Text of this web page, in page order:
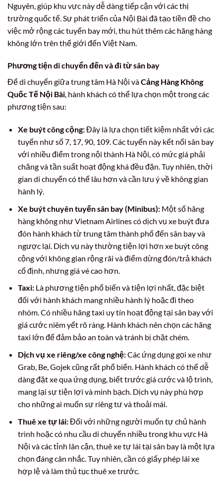
Nguyên, giúp khu vực này dễ dàng tiếp cận với các thị
trường quốc tế. Sự phát triển của Nội Bài đã tạo tiền đề cho
việc mở rộng các tuyến bay mới, thu hút thêm các hãng hàng
không lớn trên thế giới đến Việt Nam.
Phương tiện di chuyển đến và đi từ sân bay
Để di chuyển giữa trung tâm Hà Nội vàCảng Hàng Không
Quốc Tế Nội Bài, hành khách có thể lựa chọn một trong các
phương tiện sau:
Xe buýt công cộng:Đây là lựa chọn tiết kiệm nhất với các
tuyến như số 7, 17, 90, 109. Các tuyến này kết nối sân bay
với nhiều điểm trong nội thành Hà Nội, có mức giá phải
chăng và tần suất hoạt động khá đều đặn. Tuy nhiên, thời
gian di chuyển có thể lâu hơn và cần lưu ý về không gian
hành lý.
Xe buýt chuyên tuyến sân bay (Minibus):Một số hãng
hàng không như Vietnam Airlines có dịch vụ xe buýt đưa
đón hành khách từ trung tâm thành phố đến sân bay và
ngược lại. Dịch vụ này thường tiện lợi hơn xe buýt công
cộng với không gian rộng rãi và điểm dừng đón/trả khách
cố định, nhưng giá vé cao hơn.
Taxi:Là phương tiện phổ biến và tiện lợi nhất, đặc biệt
đối với hành khách mang nhiều hành lý hoặc đi theo
nhóm. Có nhiều hãng taxi uy tín hoạt động tại sân bay với
giá cước niêm yết rõ ràng. Hành khách nên chọn các hãng
taxi lớn để đảm bảo an toàn và tránh bị chặt chém.
Dịch vụ xe riêng/xe công nghệ:Các ứng dụng gọi xe như
Grab, Be, Gojek cũng rất phổ biến. Hành khách có thể dễ
dàng đặt xe qua ứng dụng, biết trước giá cước và lộ trình,
mang lại sự tiện lợi và minh bạch. Dịch vụ này phù hợp
cho những ai muốn sự riêng tư và thoải mái.
Thuê xe tự lái:Đối với những người muốn tự chủ hành
trình hoặc có nhu cầu di chuyển nhiều trong khu vực Hà
Nội và các tỉnh lân cận, thuê xe tự lái tại sân bay là một lựa
chọn đáng cân nhắc. Tuy nhiên, cần có giấy phép lái xe
hợp lệ và làm thủ tục thuê xe trước.